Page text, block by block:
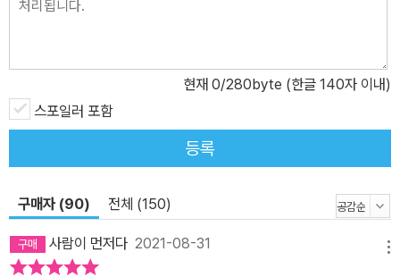
이 십오 년을 감옥에서 보내야 했던 아버지와, 부모와 동생을 한날한
빠의 행적을 찾는 일에 수십 년을 바쳐 끝까지 포기하기를 택하지 않
았던 인선의 어머니 정심의 고요한 싸움이, 폭설로 고립된 외딴집의
어둠 속에서 희미한 촛불 아래 떠오른다. 빛과 어둠 사이를 가르며 영
원처럼 느리게 하강하는 수천수만의 무심한 눈송이들 속에서, 이곳에
게로, 인선에게서 경하에게로 스며든다. 이렇게 눈이 내리면 생각나.
내가 직접 본 것도 아닌데, 그 학교 운동장을 저녁까지 헤매 다녔다는
여자애가. 열일곱 살 먹은 언니가 어른인 줄 알고 그 소맷자락에, 눈을
현재 0/280byte (한글 140자 이내)
스포일러 포함
등록
구매자 (90) 전체 (150)
사람이 먼저다 2021-08-31